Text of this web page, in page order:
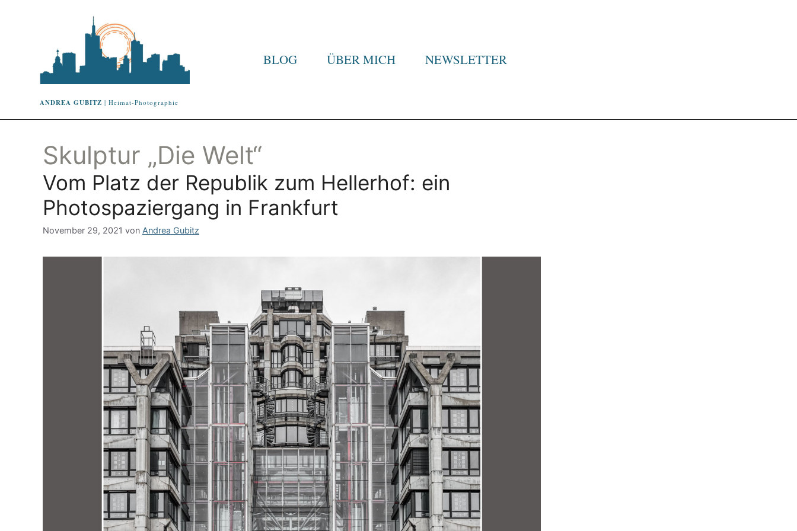
ANDREA GUBITZ | Heimat-Photographie
BLOG ÜBER MICH NEWSLETTER
Skulptur „Die Welt“
Vom Platz der Republik zum Hellerhof: ein
Photospaziergang in Frankfurt
November 29, 2021 von Andrea Gubitz